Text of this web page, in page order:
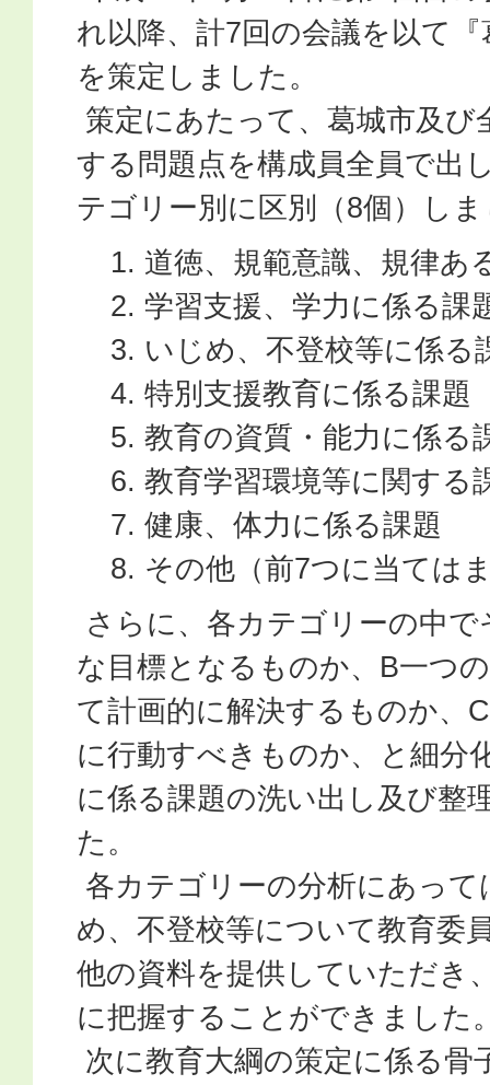
れ以降、計7回の会議を以て
を策定しました。
策定にあたって、葛城市及び
する問題点を構成員全員で出
テゴリー別に区別（8個）し
道徳、規範意識、規律あ
学習支援、学力に係る課
いじめ、不登校等に係る
特別支援教育に係る課題
教育の資質・能力に係る
教育学習環境等に関する
健康、体力に係る課題
その他（前7つに当ては
さらに、各カテゴリーの中
な目標となるものか、B一つ
て計画的に解決するものか、
に行動すべきものか、と細分
に係る課題の洗い出し及び整
た。
各カテゴリーの分析にあって
め、不登校等について教育委
他の資料を提供していただき
に把握することができました
次に教育大綱の策定に係る骨